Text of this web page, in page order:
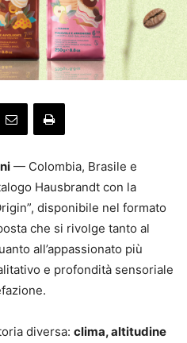
— Colombia, Brasile e
Hausbrandt con la
disponibile nel formato
che si rivolge tanto al
all’appassionato più
e profondità sensoriale
diversa: clima, altitudine